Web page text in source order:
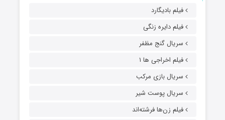
فیلم بادیگارد
فیلم دایره زنگی
سریال گنج مظفر
فیلم اخراجی ها ۱
سریال بازی مرکب
سریال پوست شیر
فیلم زن‌ها فرشته‌اند